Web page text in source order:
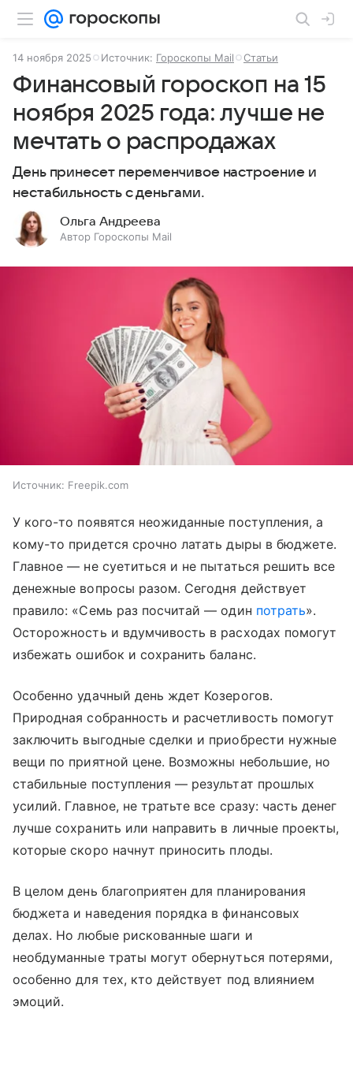
14 ноября 2025 Источник: Гороскопы Mail Статьи
Финансовый гороскоп на 15
ноября 2025 года: лучше не
мечтать о распродажах
День принесет переменчивое настроение и
нестабильность с деньгами.
Ольга Андреева
Автор Гороскопы Mail
Источник: Freepik.com
У кого-то появятся неожиданные поступления, а
кому-то придется срочно латать дыры в бюджете.
Главное — не суетиться и не пытаться решить все
денежные вопросы разом. Сегодня действует
правило: «Семь раз посчитай — один потрать».
Осторожность и вдумчивость в расходах помогут
избежать ошибок и сохранить баланс.
Особенно удачный день ждет Козерогов.
Природная собранность и расчетливость помогут
заключить выгодные сделки и приобрести нужные
вещи по приятной цене. Возможны небольшие, но
стабильные поступления — результат прошлых
усилий. Главное, не тратьте все сразу: часть денег
лучше сохранить или направить в личные проекты,
которые скоро начнут приносить плоды.
В целом день благоприятен для планирования
бюджета и наведения порядка в финансовых
делах. Но любые рискованные шаги и
необдуманные траты могут обернуться потерями,
особенно для тех, кто действует под влиянием
эмоций.